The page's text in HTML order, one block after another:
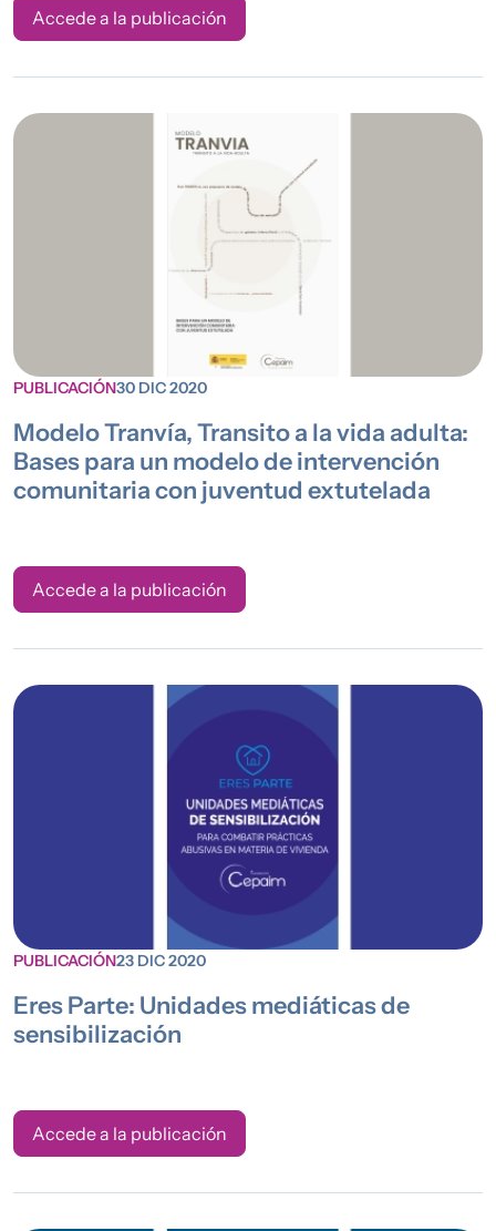
Accede a la publicación
PUBLICACIÓN30 DIC 2020
Modelo Tranvía, Transito a la vida adulta:
Bases para un modelo de intervención
comunitaria con juventud extutelada
Accede a la publicación
PUBLICACIÓN23 DIC 2020
Eres Parte: Unidades mediáticas de
sensibilización
Accede a la publicación